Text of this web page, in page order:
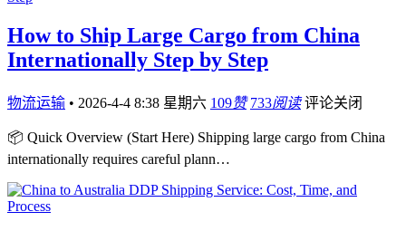
How to Ship Large Cargo from China
Internationally Step by Step
物流运输 • 2026-4-4 8:38 星期六 109赞 733阅读 评论关闭
📦 Quick Overview (Start Here) Shipping large cargo from China
internationally requires careful plann…